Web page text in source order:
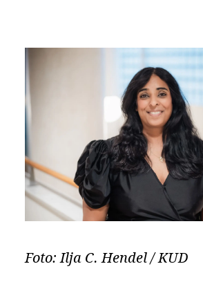
Foto: Ilja C. Hendel / KUD